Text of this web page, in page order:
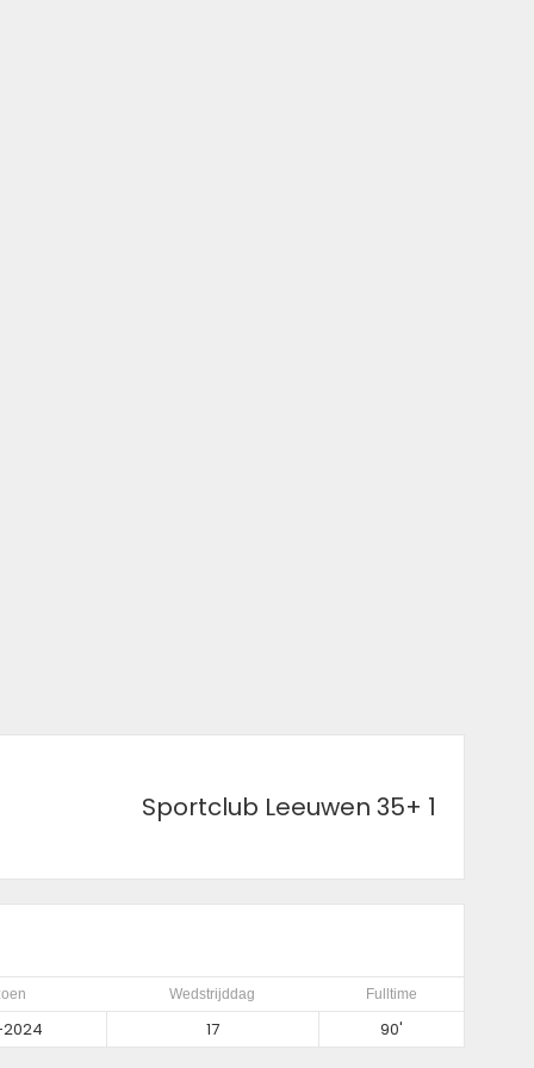
Sportclub Leeuwen 35+ 1
Wedstrijddag Fulltime
17 90'